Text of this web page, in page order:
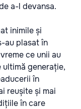
a-l devansa.
inimile și
au plasat în
ce unii au
generație,
în
reușite și mai
în care